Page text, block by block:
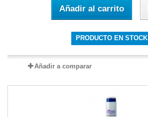
Añadir al carrito
PRODUCTO EN STOCK
Añadir a comparar